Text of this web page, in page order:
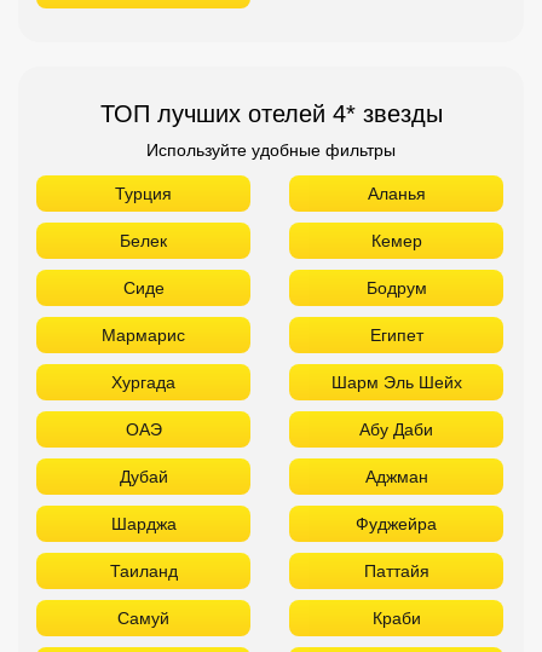
ТОП лучших отелей 4* звезды
Используйте удобные фильтры
Турция Аланья
Белек Кемер
Сиде Бодрум
Мармарис Египет
Хургада Шарм Эль Шейх
ОАЭ Абу Даби
Дубай Аджман
Шарджа Фуджейра
Таиланд Паттайя
Самуй Краби